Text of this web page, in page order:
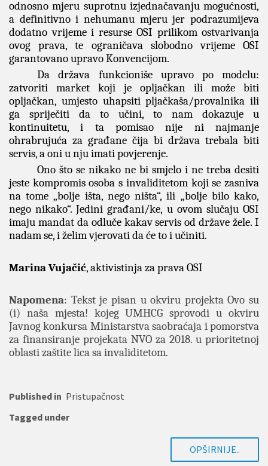
odnosno mjeru suprotnu izjednačavanju mogućnosti,
a definitivno i nehumanu mjeru jer podrazumijeva
dodatno vrijeme i resurse OSI prilikom ostvarivanja
ovog prava, te ograničava slobodno vrijeme OSI
garantovano upravo Konvencijom.
Da država funkcioniše upravo po modelu:
zatvoriti market koji je opljačkan ili može biti
opljačkan, umjesto uhapsiti pljačkaša/provalnika ili
ga spriječiti da to učini, to nam dokazuje u
kontinuitetu, i ta pomisao nije ni najmanje
ohrabrujuća za građane čija bi država trebala biti
servis, a oni u nju imati povjerenje.
Ono što se nikako ne bi smjelo i ne treba desiti
jeste kompromis osoba s invaliditetom koji se zasniva
na tome „bolje išta, nego ništa“, ili „bolje bilo kako,
nego nikako“. Jedini građani/ke, u ovom slučaju OSI
imaju mandat da odluče kakav servis od države žele. I
nadam se, i želim vjerovati da će to i učiniti.
Marina Vujačić, aktivistinja za prava OSI
Napomena: Tekst je pisan u okviru projekta Ovo su
(i) naša mjesta! kojeg UMHCG sprovodi u okviru
Javnog konkursa Ministarstva saobraćaja i pomorstva
za finansiranje projekata NVO za 2018. u prioritetnoj
oblasti zaštite lica sa invaliditetom.
Published in Pristupačnost
Tagged under
OPŠIRNIJE..